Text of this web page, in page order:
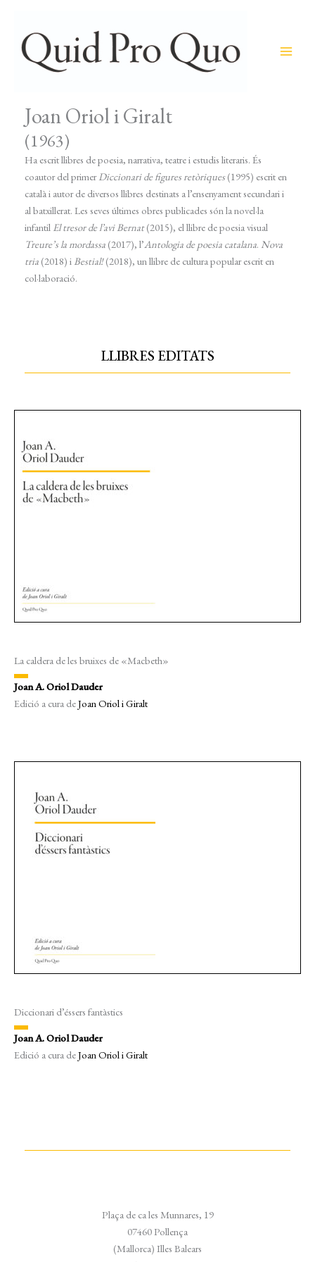
contenido
Joan Oriol i Giralt
(1963)
Ha escrit llibres de poesia, narrativa, teatre i estudis literaris. És
coautor del primerDiccionari de figures retòriques(1995) escrit en
català i autor de diversos llibres destinats a l’ensenyament secundari i
al batxillerat. Les seves últimes obres publicades són la novel·la
infantil El tresor de l’avi Bernat(2015), el llibre de poesia visual
Treure’s la mordassa (2017), l’Antologia de poesia catalana. Nova
tria (2018) iBestial!(2018), un llibre de cultura popular escrit en
col·laboració.
LLIBRES EDITATS
La caldera de les bruixes de «Macbeth»
Joan A. Oriol Dauder
Edició a cura deJoan Oriol i Giralt
Diccionari d’éssers fantàstics
Joan A. Oriol Dauder
Edició a cura deJoan Oriol i Giralt
Plaça de ca les Munnares, 19
07460 Pollença
(Mallorca) Illes Balears